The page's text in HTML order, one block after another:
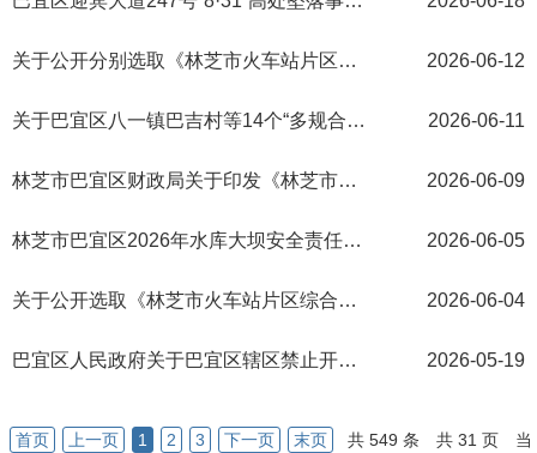
关于公开分别选取《林芝市火车站片区综合交通枢纽工程（火车站市政道路新建工程）》监理招标代理、工程质量检测招标代理、跟踪评审招标代理单位的公告 2026-06-12
关于巴宜区八一镇巴吉村等14个“多规合一”实用性村庄规划草案的批前公示 2026-06-11
林芝市巴宜区财政局关于印发《林芝市巴宜区政府采购代理机构管理暂行办法》的通知 2026-06-09
林芝市巴宜区2026年水库大坝安全责任人名单 2026-06-05
关于公开选取《林芝市火车站片区综合交通枢纽工程（火车站片区市政道路新建工程）》第三方服务机构的公告 2026-06-04
巴宜区人民政府关于巴宜区辖区禁止开垦陡坡地范围划定的公告 2026-05-19
首页 上一页 1 2 3 下一页 末页 共 549 条 共 31 页
当